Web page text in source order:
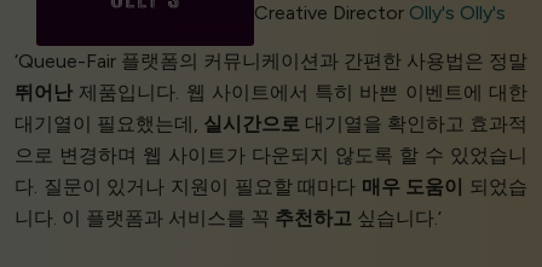
Creative Director Olly's Olly's
‘Queue-Fair 플랫폼의 커뮤니케이션과 간편한 사용법은 정말
뛰어난 제품입니다. 웹 사이트에서 특히 바쁜 이벤트에 대한
대기열이 필요했는데, 실시간으로 대기열을 확인하고 효과적
으로 변경하며 웹 사이트가 다운되지 않도록 할 수 있었습니
다. 질문이 있거나 지원이 필요할 때마다 매우 도움이
되었습
니다. 이 플랫폼과 서비스를 꼭 추천하고 싶습니다.’